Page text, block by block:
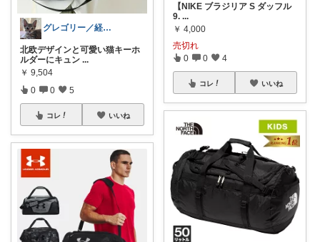
グレゴリー／経由購入感謝です💕
北欧デザインと可愛い猫キーホ
ルダーにキュン ...
￥ 9,504
0 0 5
コレ いいね
【NIKE ブラジリア S ダッフル
9. ...
￥ 4,000
売切れ
0 0 4
コレ いいね